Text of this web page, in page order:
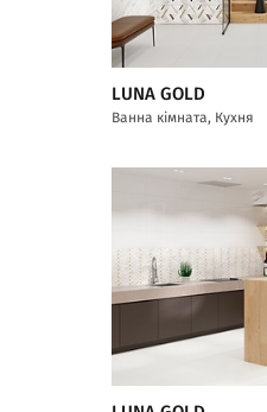
LUNA GOLD
Ванна кімната, Кухня